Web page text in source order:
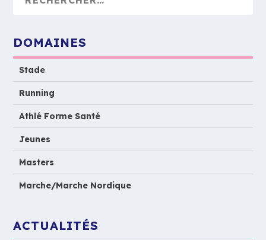
DOMAINES
Stade
Running
Athlé Forme Santé
Jeunes
Masters
Marche/Marche Nordique
ACTUALITÉS